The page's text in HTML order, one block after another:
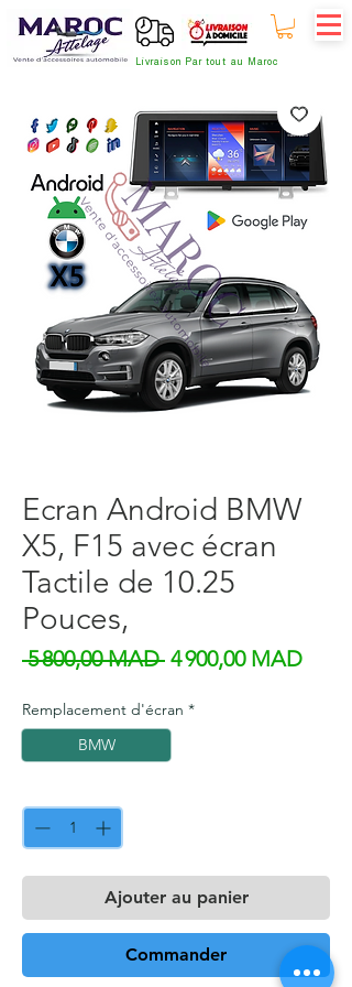
Livraison Par tout au Maroc
Ecran Android BMW
X5, F15 avec écran
Tactile de 10.25
Pouces,
5 800,00 MAD Prix original
4 900,00 MADPrix
Remplacement d'écran *
BMW
Ajouter au panier
Commander